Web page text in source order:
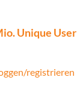
Unique User
registrieren